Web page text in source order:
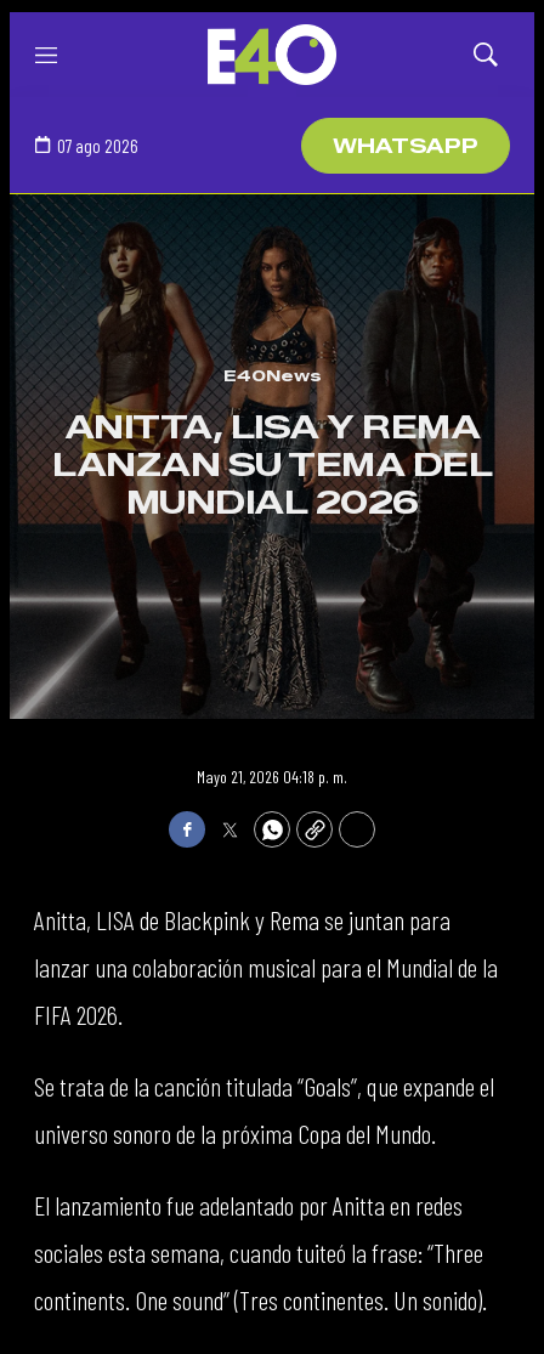
Menú
Mostrar
07 ago 2026 WHATSAPP
E40News
ANITTA, LISA Y REMA
LANZAN SU TEMA DEL
MUNDIAL 2026
Mayo 21, 2026 04:18 p. m.
FacebookTwitterWhatsApp
Copy Print
Anitta, LISA de Blackpink y Rema se juntan para
lanzar una colaboración musical para el Mundial de la
FIFA 2026.
Se trata de la canción titulada “Goals”, que expande el
universo sonoro de la próxima Copa del Mundo.
El lanzamiento fue adelantado por Anitta en redes
sociales esta semana, cuando tuiteó la frase: “Three
continents. One sound” (Tres continentes. Un sonido).